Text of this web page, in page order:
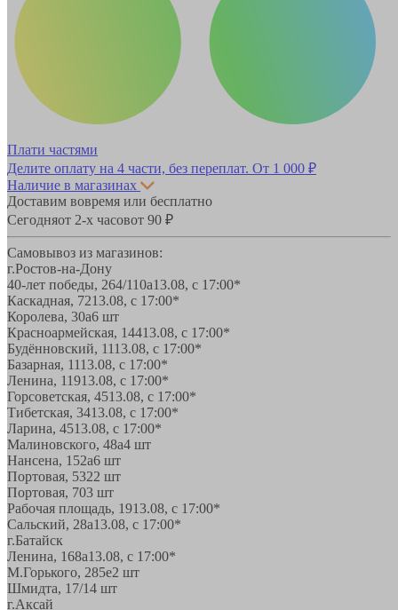
Плати частями
Делите оплату на 4 части, без переплат. От 1 000 ₽
Наличие в магазинах
Доставим вовремя или бесплатно
Сегодняот 2-х часовот 90 ₽
Самовывоз из магазинов:
г.Ростов-на-Дону
40-лет победы, 264/110а13.08, с 17:00*
Каскадная, 7213.08, с 17:00*
Королева, 30а6 шт
Красноармейская, 14413.08, с 17:00*
Будённовский, 1113.08, с 17:00*
Базарная, 1113.08, с 17:00*
Ленина, 11913.08, с 17:00*
Горсоветская, 4513.08, с 17:00*
Тибетская, 3413.08, с 17:00*
Ларина, 4513.08, с 17:00*
Малиновского, 48а4 шт
Нансена, 152а6 шт
Портовая, 5322 шт
Портовая, 703 шт
Рабочая площадь, 1913.08, с 17:00*
Сальский, 28a13.08, с 17:00*
г.Батайск
Ленина, 168а13.08, с 17:00*
М.Горького, 285е2 шт
Шмидта, 17/14 шт
г.Аксай